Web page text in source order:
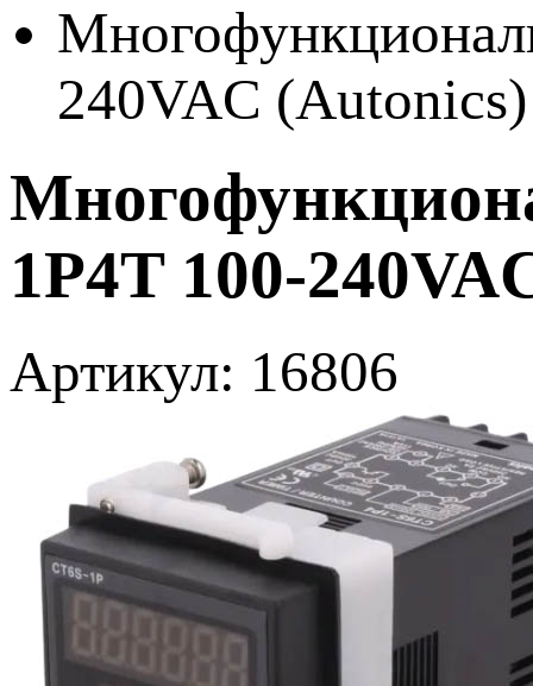
240VAC (Autonics)
1P4T 100-
Артикул: 16806